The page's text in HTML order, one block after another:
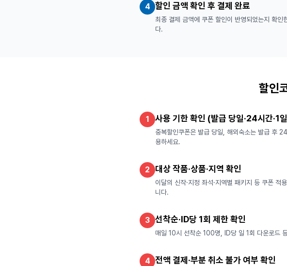
4 할인 금액 확인 후 결제 완료
최종 결제 금액에 쿠폰 할인이 반영되었는지 확인
다.
할인
1 사용 기한 확인 (발급 당일·24시간·1
중복할인쿠폰은 발급 당일, 해외숙소는 발급 후
용하세요.
2 대상 작품·상품·지역 확인
이달의 신작·지정 좌석·지역별 패키지 등 쿠폰
니다.
3 선착순·ID당 1회 제한 확인
매일 10시 선착순 100명, ID당 일 1회 다운로드
4 전액 결제·부분 취소 불가 여부 확인